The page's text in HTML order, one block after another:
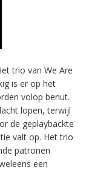
trio van We Are
is er op het
volop benut.
lopen, terwijl
de geplaybackte
valt op. Het trio
patronen
een